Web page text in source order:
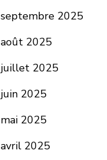
septembre 2025
août 2025
juillet 2025
juin 2025
mai 2025
avril 2025